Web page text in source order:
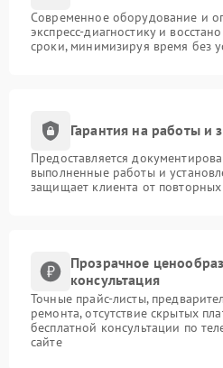
Современное оборудование и
экспресс-диагностику и
сроки, минимизируя время без
Гарантия на работы и
Предоставляется
выполненные работы и
защищает клиента от повторных
Прозрачное
консультация
Точные прайс-листы,
ремонта, отсутствие скрытых
бесплатной консультации по
сайте